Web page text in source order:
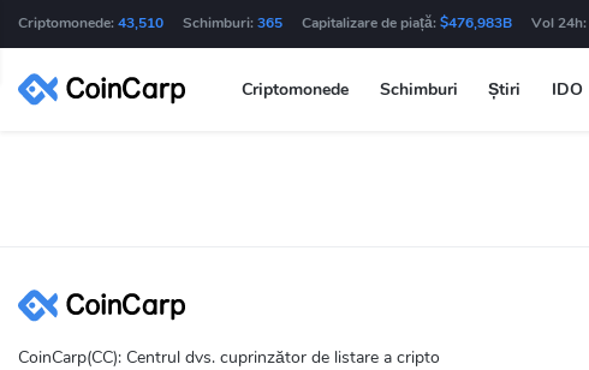
Criptomonede: 43,510 Schimburi: 365 Capitalizare de piață: $476,983B Vol 24h:
Criptomonede Schimburi Știri IDO
CoinCarp(CC): Centrul dvs. cuprinzător de listare a cripto